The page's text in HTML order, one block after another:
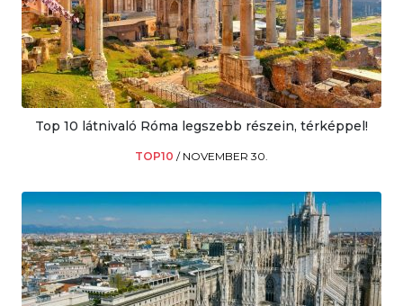
Top 10 látnivaló Róma legszebb részein, térképpel!
TOP10 / NOVEMBER 30.